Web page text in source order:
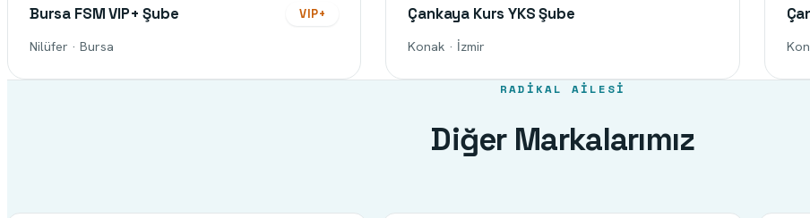
Bursa FSM VIP+ Şube VIP+
Nilüfer · Bursa
Çankaya Kurs YKS Şube
Konak · İzmir
RADIKAL AILESI
Diğer Markalarımız